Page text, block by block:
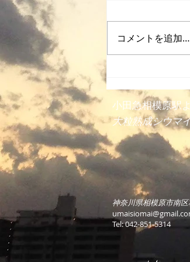
2023年10月後記
コメントを追加…
小田急相模原駅
大粒熟成シウマ
神奈川県相模原市南
Tel: 042-851-5314